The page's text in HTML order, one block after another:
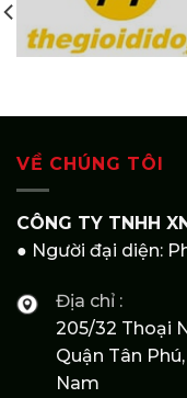
VỀ CHÚNG TÔI
CÔNG TY TNHH
● Người đại diện:
Địa chỉ :
205/32 Thoại
Quận Tân
Nam